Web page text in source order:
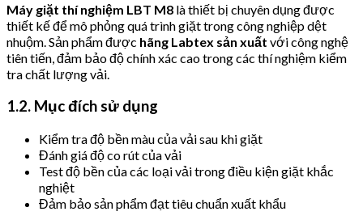
Máy giặt thí nghiệm LBT M8 là thiết bị chuyên dụng được
thiết kế để mô phỏng quá trình giặt trong công nghiệp dệt
nhuộm. Sản phẩm được hãng Labtex sản xuất với công nghệ
tiên tiến, đảm bảo độ chính xác cao trong các thí nghiệm kiểm
tra chất lượng vải.
1.2. Mục đích sử dụng
Kiểm tra độ bền màu của vải sau khi giặt
Đánh giá độ co rút của vải
Test độ bền của các loại vải trong điều kiện giặt khắc
nghiệt
Đảm bảo sản phẩm đạt tiêu chuẩn xuất khẩu